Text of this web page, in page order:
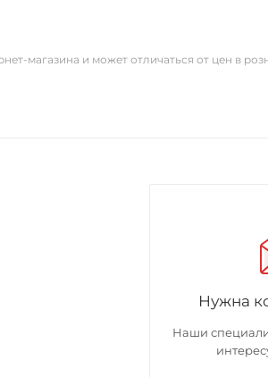
магазина и может отличаться от цен в
Нужна
Наши